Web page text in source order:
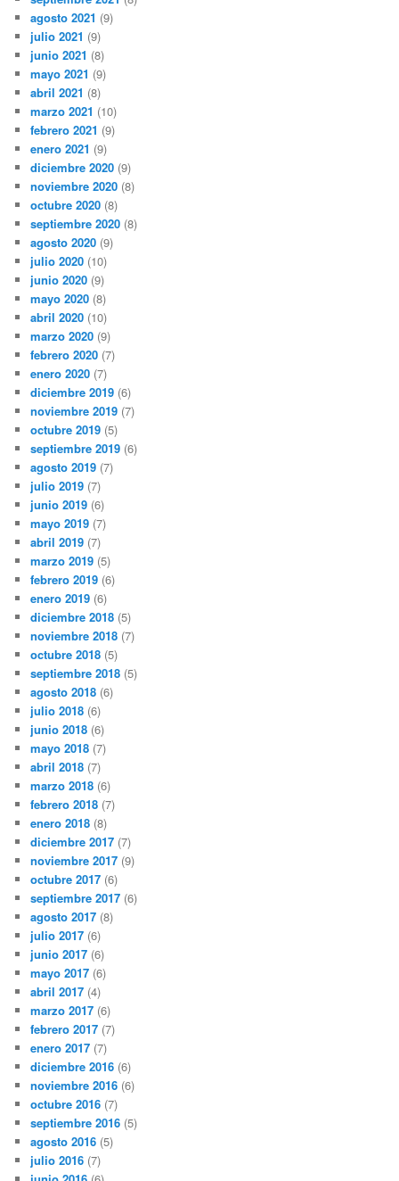
agosto 2021 (9)
julio 2021 (9)
junio 2021 (8)
mayo 2021 (9)
abril 2021 (8)
marzo 2021 (10)
febrero 2021 (9)
enero 2021 (9)
diciembre 2020 (9)
noviembre 2020 (8)
octubre 2020 (8)
septiembre 2020 (8)
agosto 2020 (9)
julio 2020 (10)
junio 2020 (9)
mayo 2020 (8)
abril 2020 (10)
marzo 2020 (9)
febrero 2020 (7)
enero 2020 (7)
diciembre 2019 (6)
noviembre 2019 (7)
octubre 2019 (5)
septiembre 2019 (6)
agosto 2019 (7)
julio 2019 (7)
junio 2019 (6)
mayo 2019 (7)
abril 2019 (7)
marzo 2019 (5)
febrero 2019 (6)
enero 2019 (6)
diciembre 2018 (5)
noviembre 2018 (7)
octubre 2018 (5)
septiembre 2018 (5)
agosto 2018 (6)
julio 2018 (6)
junio 2018 (6)
mayo 2018 (7)
abril 2018 (7)
marzo 2018 (6)
febrero 2018 (7)
enero 2018 (8)
diciembre 2017 (7)
noviembre 2017 (9)
octubre 2017 (6)
septiembre 2017 (6)
agosto 2017 (8)
julio 2017 (6)
junio 2017 (6)
mayo 2017 (6)
abril 2017 (4)
marzo 2017 (6)
febrero 2017 (7)
enero 2017 (7)
diciembre 2016 (6)
noviembre 2016 (6)
octubre 2016 (7)
septiembre 2016 (5)
agosto 2016 (5)
julio 2016 (7)